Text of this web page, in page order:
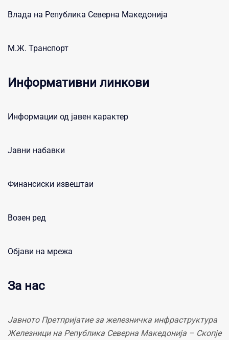
Влада на Република Северна Македонија
М.Ж. Транспорт
Информативни линкови
Информации од јавен карактер
Јавни набавки
Финансиски извештаи
Возен ред
Објави на мрежа
За нас
Јавното Претпријатие за железничка инфраструктура
Железници на Република Северна Македонија – Скопје